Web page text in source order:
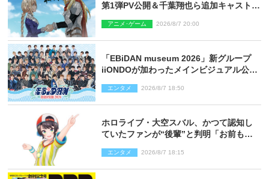
第1弾PV公開＆千葉翔也ら追加キャスト4
アニメ･ゲーム 2026/8/7 20:00
「EBiDAN museum 2026」新グループ
iiONDOが加わったメインビジュアル公
エンタメ 2026/8/7 18:50
ホロライブ・大空スバル、かつて認知し
ていたファンが“後輩”と判明「お前もし
エンタメ 2026/8/7 18:15